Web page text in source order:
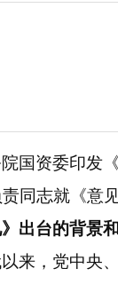
国资委印发
同志就《意
出台的背景
来，党中央